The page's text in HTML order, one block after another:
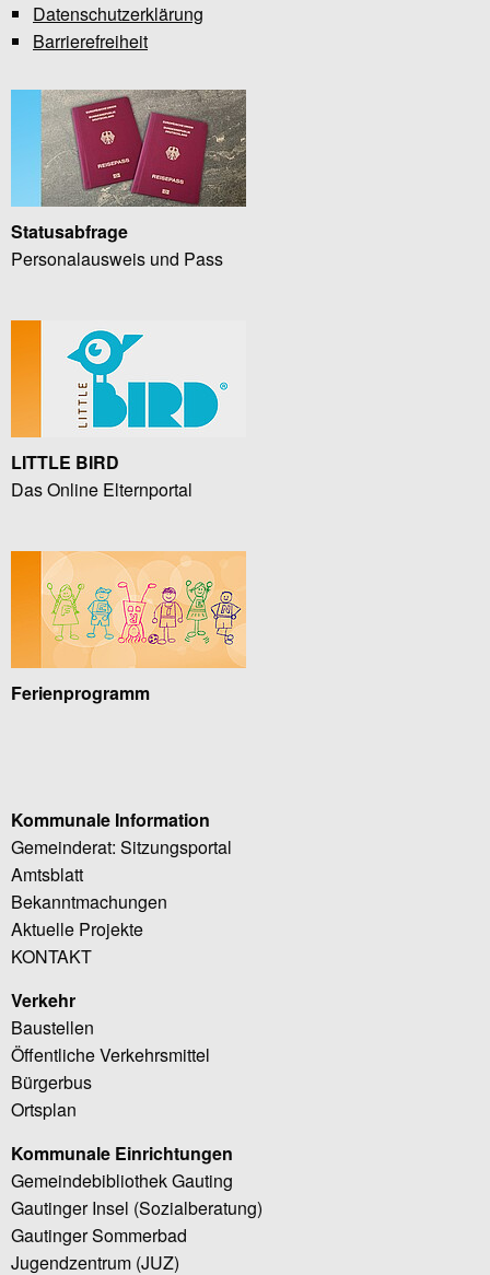
Datenschutzerklärung
Barrierefreiheit
Statusabfrage
Personalausweis und Pass
LITTLE BIRD
Das Online Elternportal
Ferienprogramm
Kommunale Information
Gemeinderat: Sitzungsportal
Amtsblatt
Bekanntmachungen
Aktuelle Projekte
KONTAKT
Verkehr
Baustellen
Öffentliche Verkehrsmittel
Bürgerbus
Ortsplan
Kommunale Einrichtungen
Gemeindebibliothek Gauting
Gautinger Insel (Sozialberatung)
Gautinger Sommerbad
Jugendzentrum (JUZ)